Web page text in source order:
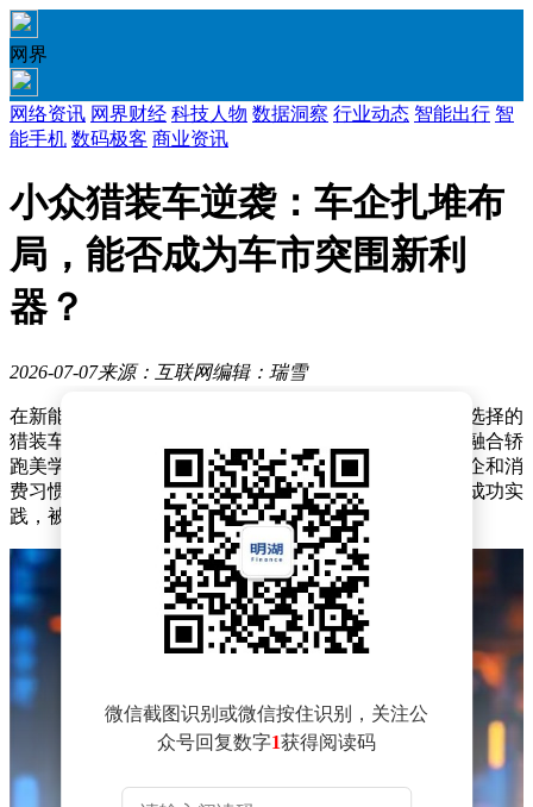
网界
网络资讯 网界财经 科技人物 数据洞察 行业动态 智能出行 智
能手机 数码极客 商业资讯
小众猎装车逆袭：车企扎堆布
局，能否成为车市突围新利
器？
2026-07-07来源：互联网编辑：瑞雪
在新能源汽车市场激烈竞争的背景下，曾经被视为小众选择的
猎装车正逐渐成为车企突破同质化困局的新赛道。这种融合轿
跑美学与旅行车实用性的车型，在燃油车时代因成本高企和消
费习惯限制长期处于边缘地位，如今却因极氪等品牌的成功实
践，被赋予了大众化转型的新可能。
微信截图识别或微信按住识别，关注公
众号回复数字1获得阅读码